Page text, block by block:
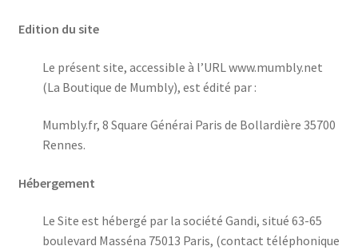
Edition du site
Le présent site, accessible à l’URL www.mumbly.net
(La Boutique de Mumbly), est édité par :
Mumbly.fr, 8 Square Générai Paris de Bollardière 35700
Rennes.
Hébergement
Le Site est hébergé par la société Gandi, situé 63-65
boulevard Masséna 75013 Paris, (contact téléphonique